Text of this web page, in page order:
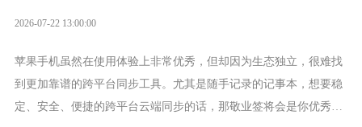
2026-07-22 13:00:00
苹果手机虽然在使用体验上非常优秀，但却因为生态独立，很难找
到更加靠谱的跨平台同步工具。尤其是随手记录的记事本，想要稳
定、安全、便捷的跨平台云端同步的话，那敬业签将会是你优秀的